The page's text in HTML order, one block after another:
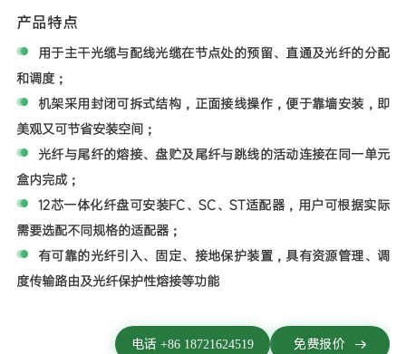
产品特点
用于主干光缆与配线光缆在节点处的预留、直通及光纤的分配
和调度；
机架采用封闭可拆式结构，正面接线操作，便于靠墙安装，即
美观又可节省安装空间；
光纤与尾纤的熔接、盘贮及尾纤与跳线的活动连接在同一单元
盒内完成；
12芯一体化纤盘可安装FC、SC、ST适配器，用户可根据实际
需要选配不同规格的适配器；
有可靠的光纤引入、固定、接地保护装置，具有资源管理、调
度传输路由及光纤保护性熔接等功能
免费报价
电话 +86 18721624519